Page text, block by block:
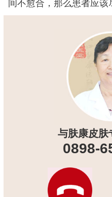
间不愈合，那么患者应该
与肤康皮肤
0898-